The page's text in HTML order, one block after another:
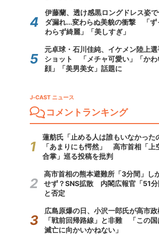
伊藤蘭、透け感黒ロングドレス姿
ダ漏れ...変わらぬ美貌の衝撃 「ず
わらず綺麗」「美しすぎ」
元卓球・石川佳純、イケメン陸上
ショット 「メチャ可愛い」「かわ
顔」「美男美女」話題に
J-CAST ニュース
コメントランキング
蓮舫氏「止める人は誰もいなかった
「あまりにも愕然」 高市首相「上
合掌」巡る投稿を批判
高市首相の熊本避難所「3分間」し
せず？SNS拡散 内閣広報官「51分
と否定
広島原爆の日、小沢一郎氏が高市
「戦前回帰路線」と非難 「この
滅亡に向かいかねない」